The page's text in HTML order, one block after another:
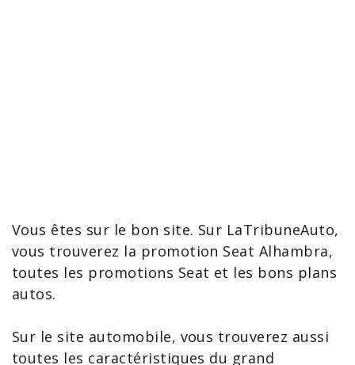
Vous êtes sur le bon site. Sur LaTribuneAuto,
vous trouverez la promotion Seat Alhambra,
toutes les promotions Seat et les bons plans
autos.
Sur le site automobile, vous trouverez aussi
toutes les caractéristiques du grand